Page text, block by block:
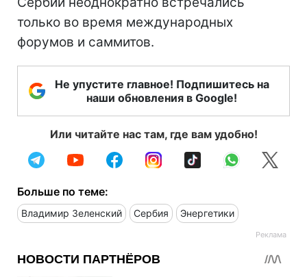
только во время международных
форумов и саммитов.
Не упустите главное! Подпишитесь на
наши обновления в Google!
Или читайте нас там, где вам удобно!
Больше по теме:
Владимир Зеленский Сербия Энергетики